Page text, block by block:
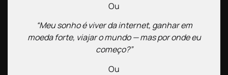
Ou
“Meu sonho é viver da internet, ganhar em
moeda forte, viajar o mundo — mas por onde eu
começo?”
Ou